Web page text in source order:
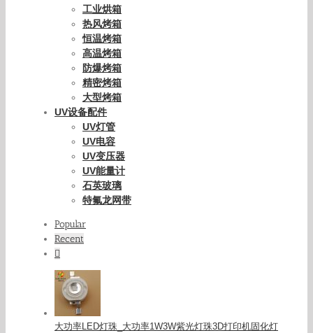
工业烘箱
热风烤箱
恒温烤箱
高温烤箱
防爆烤箱
精密烤箱
大型烤箱
UV设备配件
UV灯管
UV电容
UV变压器
UV能量计
石英玻璃
特氟龙网带
Popular
Recent
大功率LED灯珠_大功率1W3W紫光灯珠3D打印机固化灯